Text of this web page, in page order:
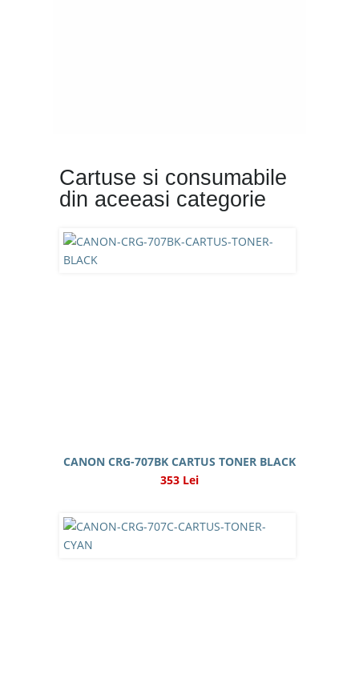
Cartuse si consumabile
din aceeasi categorie
CANON CRG-707BK CARTUS TONER BLACK
353 Lei